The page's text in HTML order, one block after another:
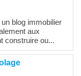
blog immobilier
aux
construire ou...